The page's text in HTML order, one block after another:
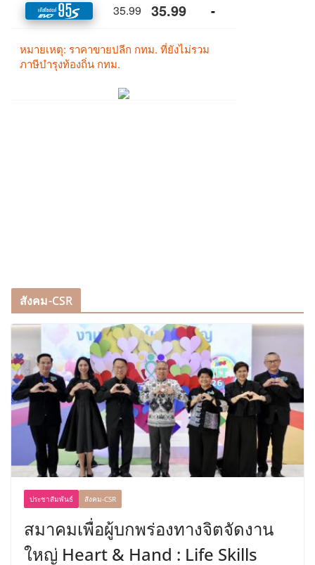
สังคม-CSR
ประชาสัมพันธ์ สังคม-CSR
สมาคมเพื่อผู้บกพร่องทางจิตจัดงาน
ใหญ่ Heart & Hand : Life Skills